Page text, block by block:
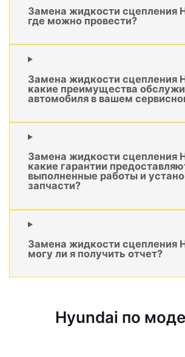
Замена жидкости сцепления
где можно провести?
Замена жидкости сцепления
какие преимущества
автомобиля в вашем
Замена жидкости сцепления
какие гарантии
выполненные работы и
запчасти?
Замена жидкости сцепления
могу ли я получить отчет?
Hyundai по